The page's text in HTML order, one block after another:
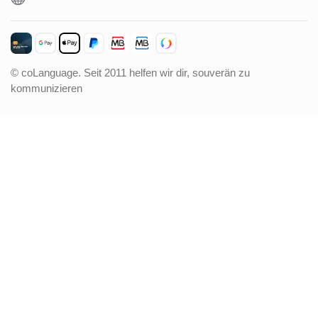
© coLanguage. Seit 2011 helfen wir dir, souverän zu
kommunizieren